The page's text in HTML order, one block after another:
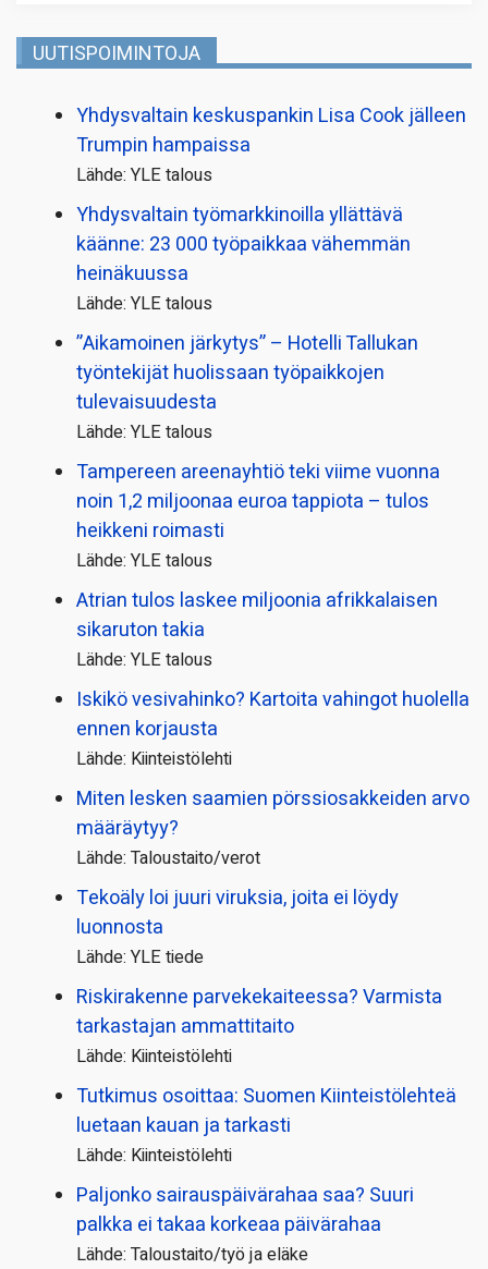
UUTISPOIMINTOJA
Yhdysvaltain keskuspankin Lisa Cook jälleen
Trumpin hampaissa
Lähde: YLE talous
Yhdysvaltain työmarkkinoilla yllättävä
käänne: 23 000 työpaikkaa vähemmän
heinäkuussa
Lähde: YLE talous
”Aikamoinen järkytys” – Hotelli Tallukan
työntekijät huolissaan työpaikkojen
tulevaisuudesta
Lähde: YLE talous
Tampereen areenayhtiö teki viime vuonna
noin 1,2 miljoonaa euroa tappiota – tulos
heikkeni roimasti
Lähde: YLE talous
Atrian tulos laskee miljoonia afrikkalaisen
sikaruton takia
Lähde: YLE talous
Iskikö vesivahinko? Kartoita vahingot huolella
ennen korjausta
Lähde: Kiinteistölehti
Miten lesken saamien pörssi­osakkeiden arvo
määräytyy?
Lähde: Taloustaito/verot
Tekoäly loi juuri viruksia, joita ei löydy
luonnosta
Lähde: YLE tiede
Riskirakenne parvekekaiteessa? Varmista
tarkastajan ammattitaito
Lähde: Kiinteistölehti
Tutkimus osoittaa: Suomen Kiinteistölehteä
luetaan kauan ja tarkasti
Lähde: Kiinteistölehti
Paljonko sairauspäivä­rahaa saa? Suuri
palkka ei takaa korkeaa päivärahaa
Lähde: Taloustaito/työ ja eläke